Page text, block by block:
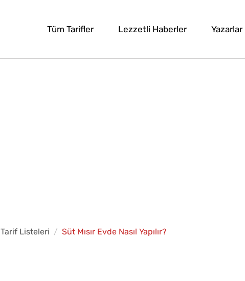
Tüm Tarifler Lezzetli Haberler Yazarlar
Tarif Listeleri Süt Mısır Evde Nasıl Yapılır?